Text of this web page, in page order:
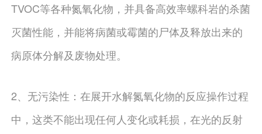
TVOC等各种氮氧化物，并具备高效率螺科岩的杀菌
灭菌性能，并能将病菌或霉菌的尸体及释放出来的
病原体分解及废物处理。
2、无污染性：在展开水解氮氧化物的反应操作过程
中，这类不能出现任何人变化或耗损，在光的反射